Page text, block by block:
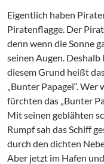
Eigentlich haben
Piratenflagge. Der
denn wenn die Sonne
seinen Augen. Deshalb
diesem Grund heißt
„Bunter Papagei“.
fürchten das „Bunter
Mit seinen geblähten
Rumpf sah das Schiff
durch den dichten
Aber jetzt im Hafen